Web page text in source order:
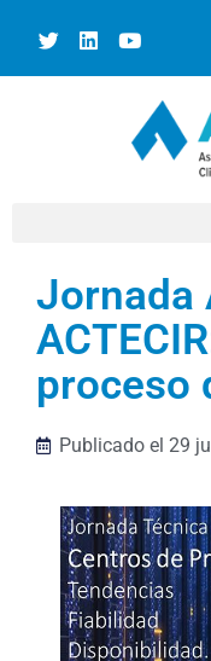
Jornada
proceso
Publicado el 29